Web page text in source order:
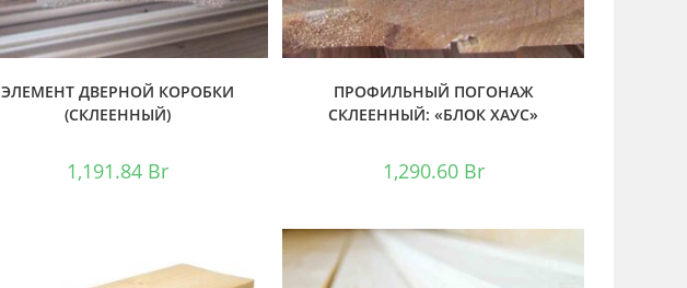
ЭЛЕМЕНТ ДВЕРНОЙ КОРОБКИ
(СКЛЕЕННЫЙ)
1,191.84 Br
ПРОФИЛЬНЫЙ ПОГОНАЖ
СКЛЕЕННЫЙ: «БЛОК ХАУС»
1,290.60 Br